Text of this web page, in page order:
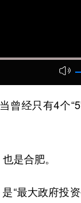
经只有4个
是合肥。
最大政府投资